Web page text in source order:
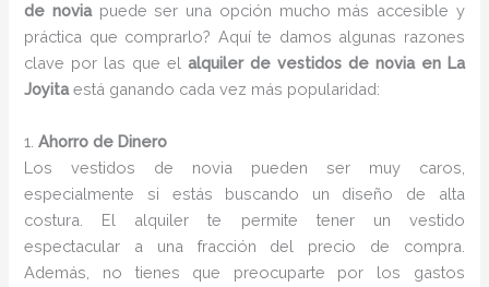
de noviapuede ser una opción mucho más accesible y
práctica que comprarlo? Aquí te damos algunas razones
clave por las que elalquiler de vestidos de novia en La
Joyitaestá ganando cada vez más popularidad:
1.Ahorro de Dinero
Los vestidos de novia pueden ser muy caros,
especialmente si estás buscando un diseño de alta
costura. El alquiler te permite tener un vestido
espectacular a una fracción del precio de compra.
Además, no tienes que preocuparte por los gastos